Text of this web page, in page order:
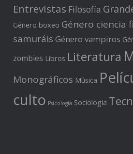
Entrevistas Filosofía
Género boxeo Género ciencia
samuráis Género vampiros
zombies Libros Literatura
Monográficos Música
culto Psicología Sociología